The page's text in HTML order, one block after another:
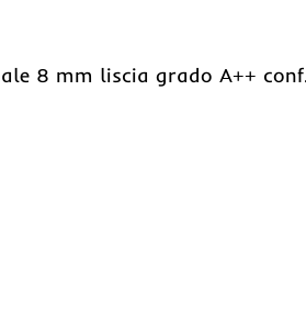
8 mm liscia grado A++